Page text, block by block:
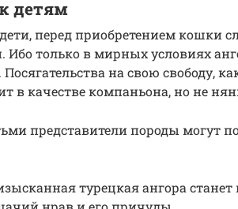
детям
перед приобретением кошки
Ибо только в мирных условиях
на свою свободу,
в качестве компаньона, но не
представители породы могут
турецкая ангора